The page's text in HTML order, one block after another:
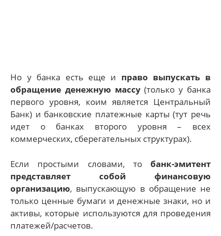
Но у банка есть еще и право выпускать в
обращение денежную массу(только у банка
первого уровня, коим является Центральный
Банк) и банковские платежные карты (тут речь
идет о банках второго уровня – всех
коммерческих, сберегательных структурах).
Если простыми словами, то банк-эмитент
представляет собой финансовую
организацию, выпускающую в обращение не
только ценные бумаги и денежные знаки, но и
активы, которые используются для проведения
платежей/расчетов.